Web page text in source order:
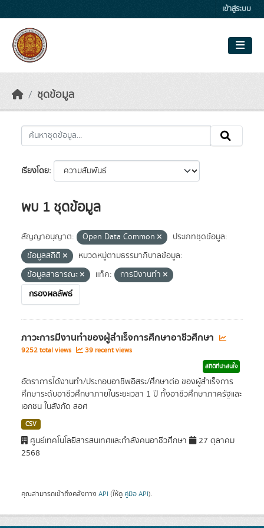
เข้าสู่ระบบ
ชุดข้อมูล
เรียงโดย
พบ 1 ชุดข้อมูล
สัญญาอนุญาต: Open Data Common
ประเภทชุดข้อมูล:
ข้อมูลสถิติ
หมวดหมู่ตามธรรมาภิบาลข้อมูล:
ข้อมูลสาธารณะ
แท็ค:
การมีงานทำ
กรองผลลัพธ์
ภาวะการมีงานทำของผู้สำเร็จการศึกษาอาชีวศึกษา
9252 total views 39 recent views
สถิติที่น่าสนใจ
อัตราการได้งานทำ/ประกอบอาชีพอิสระ/ศึกษาต่อ ของผู้สำเร็จการ
ศึกษาระดับอาชีวศึกษาภายในระยะเวลา 1 ปี ทั้งอาชีวศึกษาภาครัฐและ
เอกชน ในสังกัด สอศ
CSV
ศูนย์เทคโนโลยีสารสนเทศและกำลังคนอาชีวศึกษา
27 ตุลาคม
2568
คุณสามารถเข้าถึงคลังทาง API (ให้ดู คู่มือ API).